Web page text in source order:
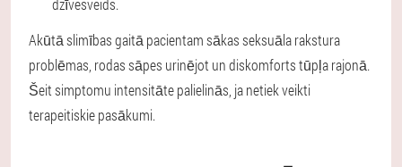
dzīvesveids.
Akūtā slimības gaitā pacientam sākas seksuāla rakstura
problēmas, rodas sāpes urinējot un diskomforts tūpļa rajonā.
Šeit simptomu intensitāte palielinās, ja netiek veikti
terapeitiskie pasākumi.